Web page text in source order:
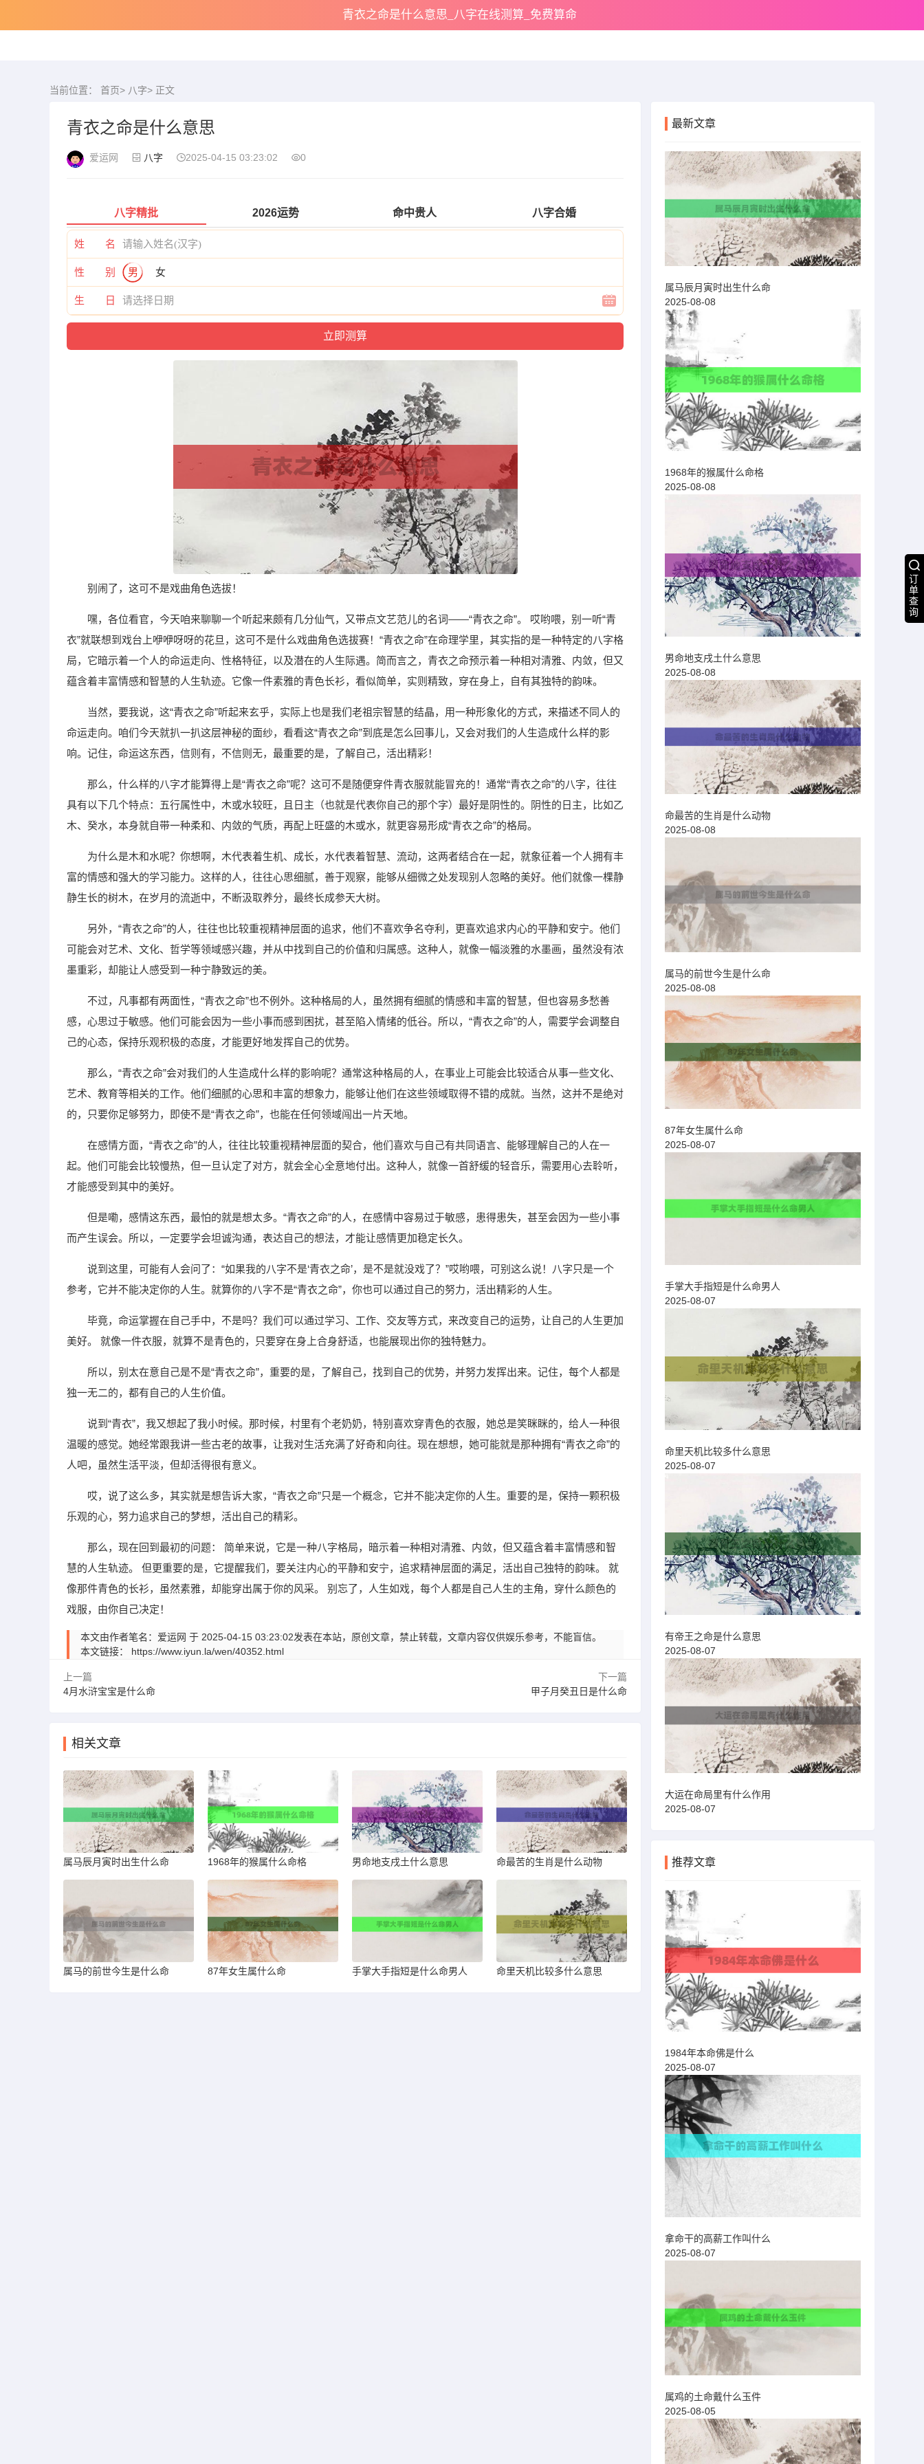
青衣之命是什么意思_八字在线测算_免费算命
订
单
查
询
当前位置： 首页> 八字> 正文
青衣之命是什么意思
爱运网 八字 2025-04-15 03:23:02 0
八字精批 2026运势 命中贵人 八字合婚
姓 名
性 别 男 女
生 日
别闹了，这可不是戏曲角色选拔！
嘿，各位看官，今天咱来聊聊一个听起来颇有几分仙气，又带点文艺范儿的名词——“青衣之命”。 哎哟喂，别一听“青
衣”就联想到戏台上咿咿呀呀的花旦，这可不是什么戏曲角色选拔赛！“青衣之命”在命理学里，其实指的是一种特定的八字格
局，它暗示着一个人的命运走向、性格特征，以及潜在的人生际遇。简而言之，青衣之命预示着一种相对清雅、内敛，但又
蕴含着丰富情感和智慧的人生轨迹。它像一件素雅的青色长衫，看似简单，实则精致，穿在身上，自有其独特的韵味。
当然，要我说，这“青衣之命”听起来玄乎，实际上也是我们老祖宗智慧的结晶，用一种形象化的方式，来描述不同人的
命运走向。咱们今天就扒一扒这层神秘的面纱，看看这“青衣之命”到底是怎么回事儿，又会对我们的人生造成什么样的影
响。记住，命运这东西，信则有，不信则无，最重要的是，了解自己，活出精彩！
那么，什么样的八字才能算得上是“青衣之命”呢？这可不是随便穿件青衣服就能冒充的！通常“青衣之命”的八字，往往
具有以下几个特点：五行属性中，木或水较旺，且日主（也就是代表你自己的那个字）最好是阴性的。阴性的日主，比如乙
木、癸水，本身就自带一种柔和、内敛的气质，再配上旺盛的木或水，就更容易形成“青衣之命”的格局。
为什么是木和水呢？你想啊，木代表着生机、成长，水代表着智慧、流动，这两者结合在一起，就象征着一个人拥有丰
富的情感和强大的学习能力。这样的人，往往心思细腻，善于观察，能够从细微之处发现别人忽略的美好。他们就像一棵静
静生长的树木，在岁月的流逝中，不断汲取养分，最终长成参天大树。
另外，“青衣之命”的人，往往也比较重视精神层面的追求，他们不喜欢争名夺利，更喜欢追求内心的平静和安宁。他们
可能会对艺术、文化、哲学等领域感兴趣，并从中找到自己的价值和归属感。这种人，就像一幅淡雅的水墨画，虽然没有浓
墨重彩，却能让人感受到一种宁静致远的美。
不过，凡事都有两面性，“青衣之命”也不例外。这种格局的人，虽然拥有细腻的情感和丰富的智慧，但也容易多愁善
感，心思过于敏感。他们可能会因为一些小事而感到困扰，甚至陷入情绪的低谷。所以，“青衣之命”的人，需要学会调整自
己的心态，保持乐观积极的态度，才能更好地发挥自己的优势。
那么，“青衣之命”会对我们的人生造成什么样的影响呢？通常这种格局的人，在事业上可能会比较适合从事一些文化、
艺术、教育等相关的工作。他们细腻的心思和丰富的想象力，能够让他们在这些领域取得不错的成就。当然，这并不是绝对
的，只要你足够努力，即使不是“青衣之命”，也能在任何领域闯出一片天地。
在感情方面，“青衣之命”的人，往往比较重视精神层面的契合，他们喜欢与自己有共同语言、能够理解自己的人在一
起。他们可能会比较慢热，但一旦认定了对方，就会全心全意地付出。这种人，就像一首舒缓的轻音乐，需要用心去聆听，
才能感受到其中的美好。
但是嘞，感情这东西，最怕的就是想太多。“青衣之命”的人，在感情中容易过于敏感，患得患失，甚至会因为一些小事
而产生误会。所以，一定要学会坦诚沟通，表达自己的想法，才能让感情更加稳定长久。
说到这里，可能有人会问了：“如果我的八字不是‘青衣之命’，是不是就没戏了？”哎哟喂，可别这么说！八字只是一个
参考，它并不能决定你的人生。就算你的八字不是“青衣之命”，你也可以通过自己的努力，活出精彩的人生。
毕竟，命运掌握在自己手中，不是吗？我们可以通过学习、工作、交友等方式，来改变自己的运势，让自己的人生更加
美好。 就像一件衣服，就算不是青色的，只要穿在身上合身舒适，也能展现出你的独特魅力。
所以，别太在意自己是不是“青衣之命”，重要的是，了解自己，找到自己的优势，并努力发挥出来。记住，每个人都是
独一无二的，都有自己的人生价值。
说到“青衣”，我又想起了我小时候。那时候，村里有个老奶奶，特别喜欢穿青色的衣服，她总是笑眯眯的，给人一种很
温暖的感觉。她经常跟我讲一些古老的故事，让我对生活充满了好奇和向往。现在想想，她可能就是那种拥有“青衣之命”的
人吧，虽然生活平淡，但却活得很有意义。
哎，说了这么多，其实就是想告诉大家，“青衣之命”只是一个概念，它并不能决定你的人生。重要的是，保持一颗积极
乐观的心，努力追求自己的梦想，活出自己的精彩。
那么，现在回到最初的问题： 简单来说，它是一种八字格局，暗示着一种相对清雅、内敛，但又蕴含着丰富情感和智
慧的人生轨迹。 但更重要的是，它提醒我们，要关注内心的平静和安宁，追求精神层面的满足，活出自己独特的韵味。 就
像那件青色的长衫，虽然素雅，却能穿出属于你的风采。 别忘了，人生如戏，每个人都是自己人生的主角，穿什么颜色的
戏服，由你自己决定！
本文由作者笔名：爱运网 于 2025-04-15 03:23:02发表在本站，原创文章，禁止转载，文章内容仅供娱乐参考，不能盲信。
本文链接： https://www.iyun.la/wen/40352.html
上一篇
4月水浒宝宝是什么命
下一篇
甲子月癸丑日是什么命
相关文章
属马辰月寅时出生什么命 1968年的猴属什么命格 男命地支戌土什么意思 命最苦的生肖是什么动物
属马的前世今生是什么命 87年女生属什么命 手掌大手指短是什么命男人 命里天机比较多什么意思
最新文章
属马辰月寅时出生什么命
2025-08-08
1968年的猴属什么命格
2025-08-08
男命地支戌土什么意思
2025-08-08
命最苦的生肖是什么动物
2025-08-08
属马的前世今生是什么命
2025-08-08
87年女生属什么命
2025-08-07
手掌大手指短是什么命男人
2025-08-07
命里天机比较多什么意思
2025-08-07
有帝王之命是什么意思
2025-08-07
大运在命局里有什么作用
2025-08-07
推荐文章
1984年本命佛是什么
2025-08-07
拿命干的高薪工作叫什么
2025-08-07
属鸡的土命戴什么玉件
2025-08-05